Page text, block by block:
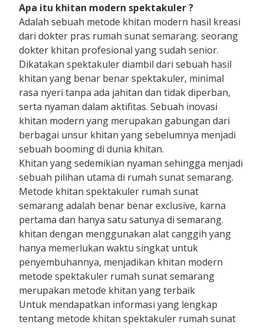
Apa itu khitan modern spektakuler ?
Adalah sebuah metode khitan modern hasil kreasi
dari dokter pras rumah sunat semarang. seorang
dokter khitan profesional yang sudah senior.
Dikatakan spektakuler diambil dari sebuah hasil
khitan yang benar benar spektakuler, minimal
rasa nyeri tanpa ada jahitan dan tidak diperban,
serta nyaman dalam aktifitas. Sebuah inovasi
khitan modern yang merupakan gabungan dari
berbagai unsur khitan yang sebelumnya menjadi
sebuah booming di dunia khitan.
Khitan yang sedemikian nyaman sehingga menjadi
sebuah pilihan utama di rumah sunat semarang.
Metode khitan spektakuler rumah sunat
semarang adalah benar benar exclusive, karna
pertama dan hanya satu satunya di semarang.
khitan dengan menggunakan alat canggih yang
hanya memerlukan waktu singkat untuk
penyembuhannya, menjadikan khitan modern
metode spektakuler rumah sunat semarang
merupakan metode khitan yang terbaik
Untuk mendapatkan informasi yang lengkap
tentang metode khitan spektakuler rumah sunat